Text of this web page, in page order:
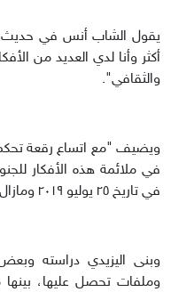
أكثر وأنا لدي العديد من
والثقافي".
ويضيف "مع اتساع رقعة تحكم
في ملائمة هذه الأفكار
في تاريخ ٢٥ يوليو ٢٠١٩ ومازال العمل والتعديل قائم حتى اليوم".
وبنى اليزيدي دراسته
وملفات تحصل عليها،